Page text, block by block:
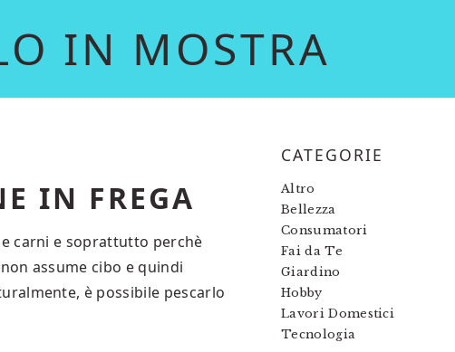
IN MOSTRA
IN FREGA
carni e soprattutto perchè
assume cibo e quindi
è possibile pescarlo
PRIMARY
SIDEBAR
CATEGORIE
Altro
Bellezza
Consumatori
Fai da Te
Giardino
Hobby
Lavori Domestici
Tecnologia